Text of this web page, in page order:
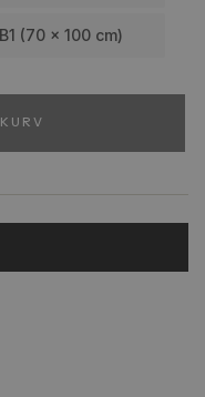
B1 (70 x 100 cm)